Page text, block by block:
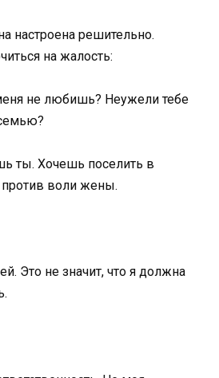
настроена решительно.
на жалость:
не любишь? Неужели тебе
ты. Хочешь поселить в
воли жены.
Это не значит, что я должна